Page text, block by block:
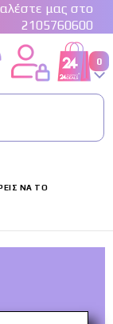
μας στο
2105760600
Cart
0
ΝΑ ΤΟ